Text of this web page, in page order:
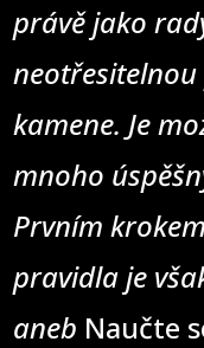
právě jako
kamene. Je
mnoho
Prvním
pravidla je
aneb Naučte